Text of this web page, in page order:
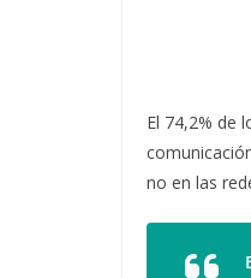
El 74,2% de
no en las